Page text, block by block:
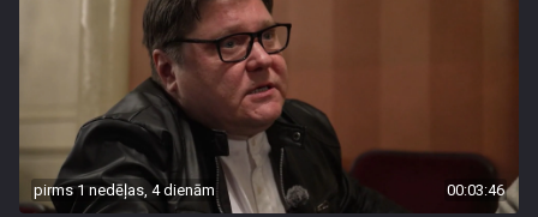
pirms 1 nedēļas, 4 dienām 00:03:46